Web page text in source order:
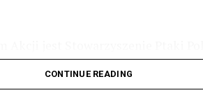
2023 r. wg harmonogramu
CONTINUE READING